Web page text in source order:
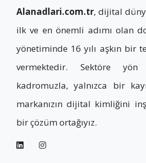
Alanadlari.com.tr, dijital
ilk ve en önemli adımı olan
yönetiminde 16 yılı aşkın bir
vermektedir. Sektöre
kadromuzla, yalnızca bir
markanızın dijital kimliğini
bir çözüm ortağıyız.